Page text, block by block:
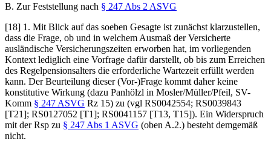
B. Zur Feststellung nach § 247 Abs 2 ASVG
[18] 1. Mit Blick auf das soeben Gesagte ist zunächst klarzustellen,
dass die Frage, ob und in welchem Ausmaß der Versicherte
ausländische Versicherungszeiten erworben hat, im vorliegenden
Kontext lediglich eine Vorfrage dafür darstellt, ob bis zum Erreichen
des Regelpensionsalters die erforderliche Wartezeit erfüllt werden
kann. Der Beurteilung dieser (Vor-)Frage kommt daher keine
konstitutive Wirkung (dazu Panhölzl in Mosler/Müller/Pfeil, SV-
Komm § 247 ASVG Rz 15) zu (vgl RS0042554; RS0039843
[T21]; RS0127052 [T1]; RS0041157 [T13, T15]). Ein Widerspruch
mit der Rsp zu § 247 Abs 1 ASVG (oben A.2.) besteht demgemäß
nicht.